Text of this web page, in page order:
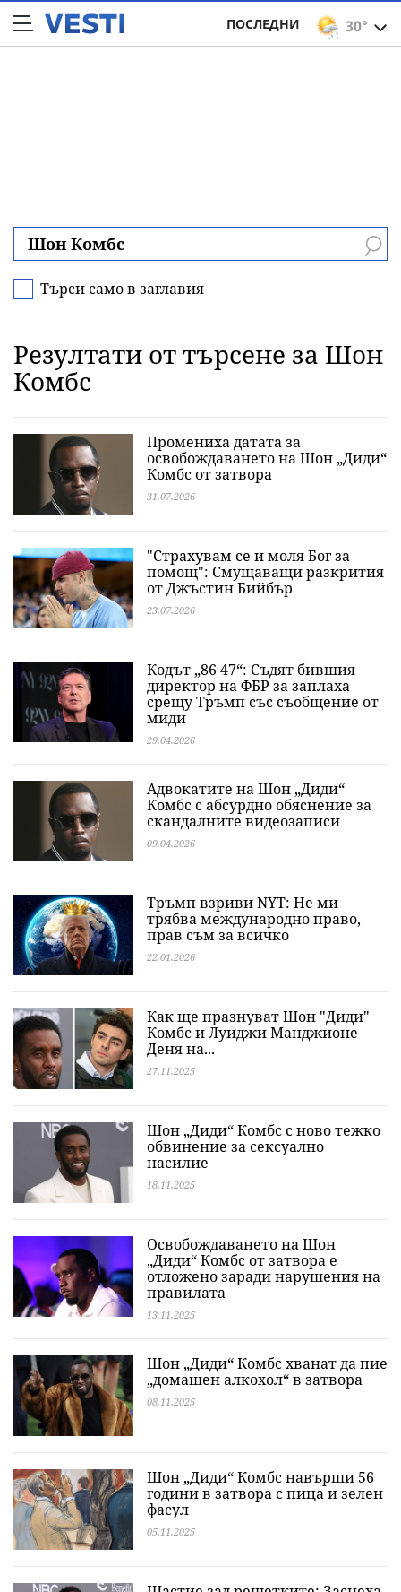
30°
ПОСЛЕДНИ
Търси само в заглавия
Резултати от търсене за Шон
Комбс
Промениха датата за
освобождаването на Шон „Диди“
Комбс от затвора
31.07.2026
"Страхувам се и моля Бог за
помощ": Смущаващи разкрития
от Джъстин Бийбър
23.07.2026
Кодът „86 47“: Съдят бившия
директор на ФБР за заплаха
срещу Тръмп със съобщение от
миди
29.04.2026
Адвокатите на Шон „Диди“
Комбс с абсурдно обяснение за
скандалните видеозаписи
09.04.2026
Тръмп взриви NYT: Не ми
трябва международно право,
прав съм за всичко
22.01.2026
Как ще празнуват Шон "Диди"
Комбс и Луиджи Манджионе
Деня на...
27.11.2025
Шон „Диди“ Комбс с ново тежко
обвинение за сексуално
насилие
18.11.2025
Освобождаването на Шон
„Диди“ Комбс от затвора е
отложено заради нарушения на
правилата
13.11.2025
Шон „Диди“ Комбс хванат да пие
„домашен алкохол“ в затвора
08.11.2025
Шон „Диди“ Комбс навърши 56
години в затвора с пица и зелен
фасул
05.11.2025